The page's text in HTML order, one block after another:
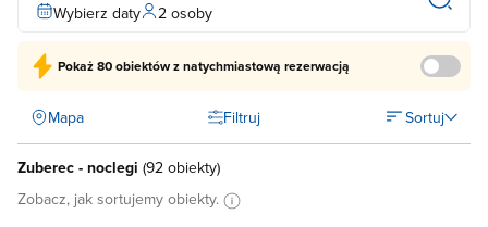
Wybierz daty 2 osoby
Pokaż80 obiektówz natychmiastową rezerwacją
Mapa Filtruj Sortuj
Zuberec - noclegi (92 obiekty)
Zobacz, jak sortujemy obiekty.